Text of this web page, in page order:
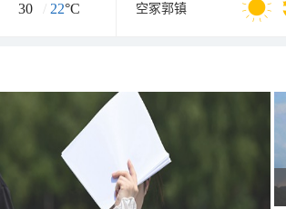
30 / 22°C 空冢郭镇